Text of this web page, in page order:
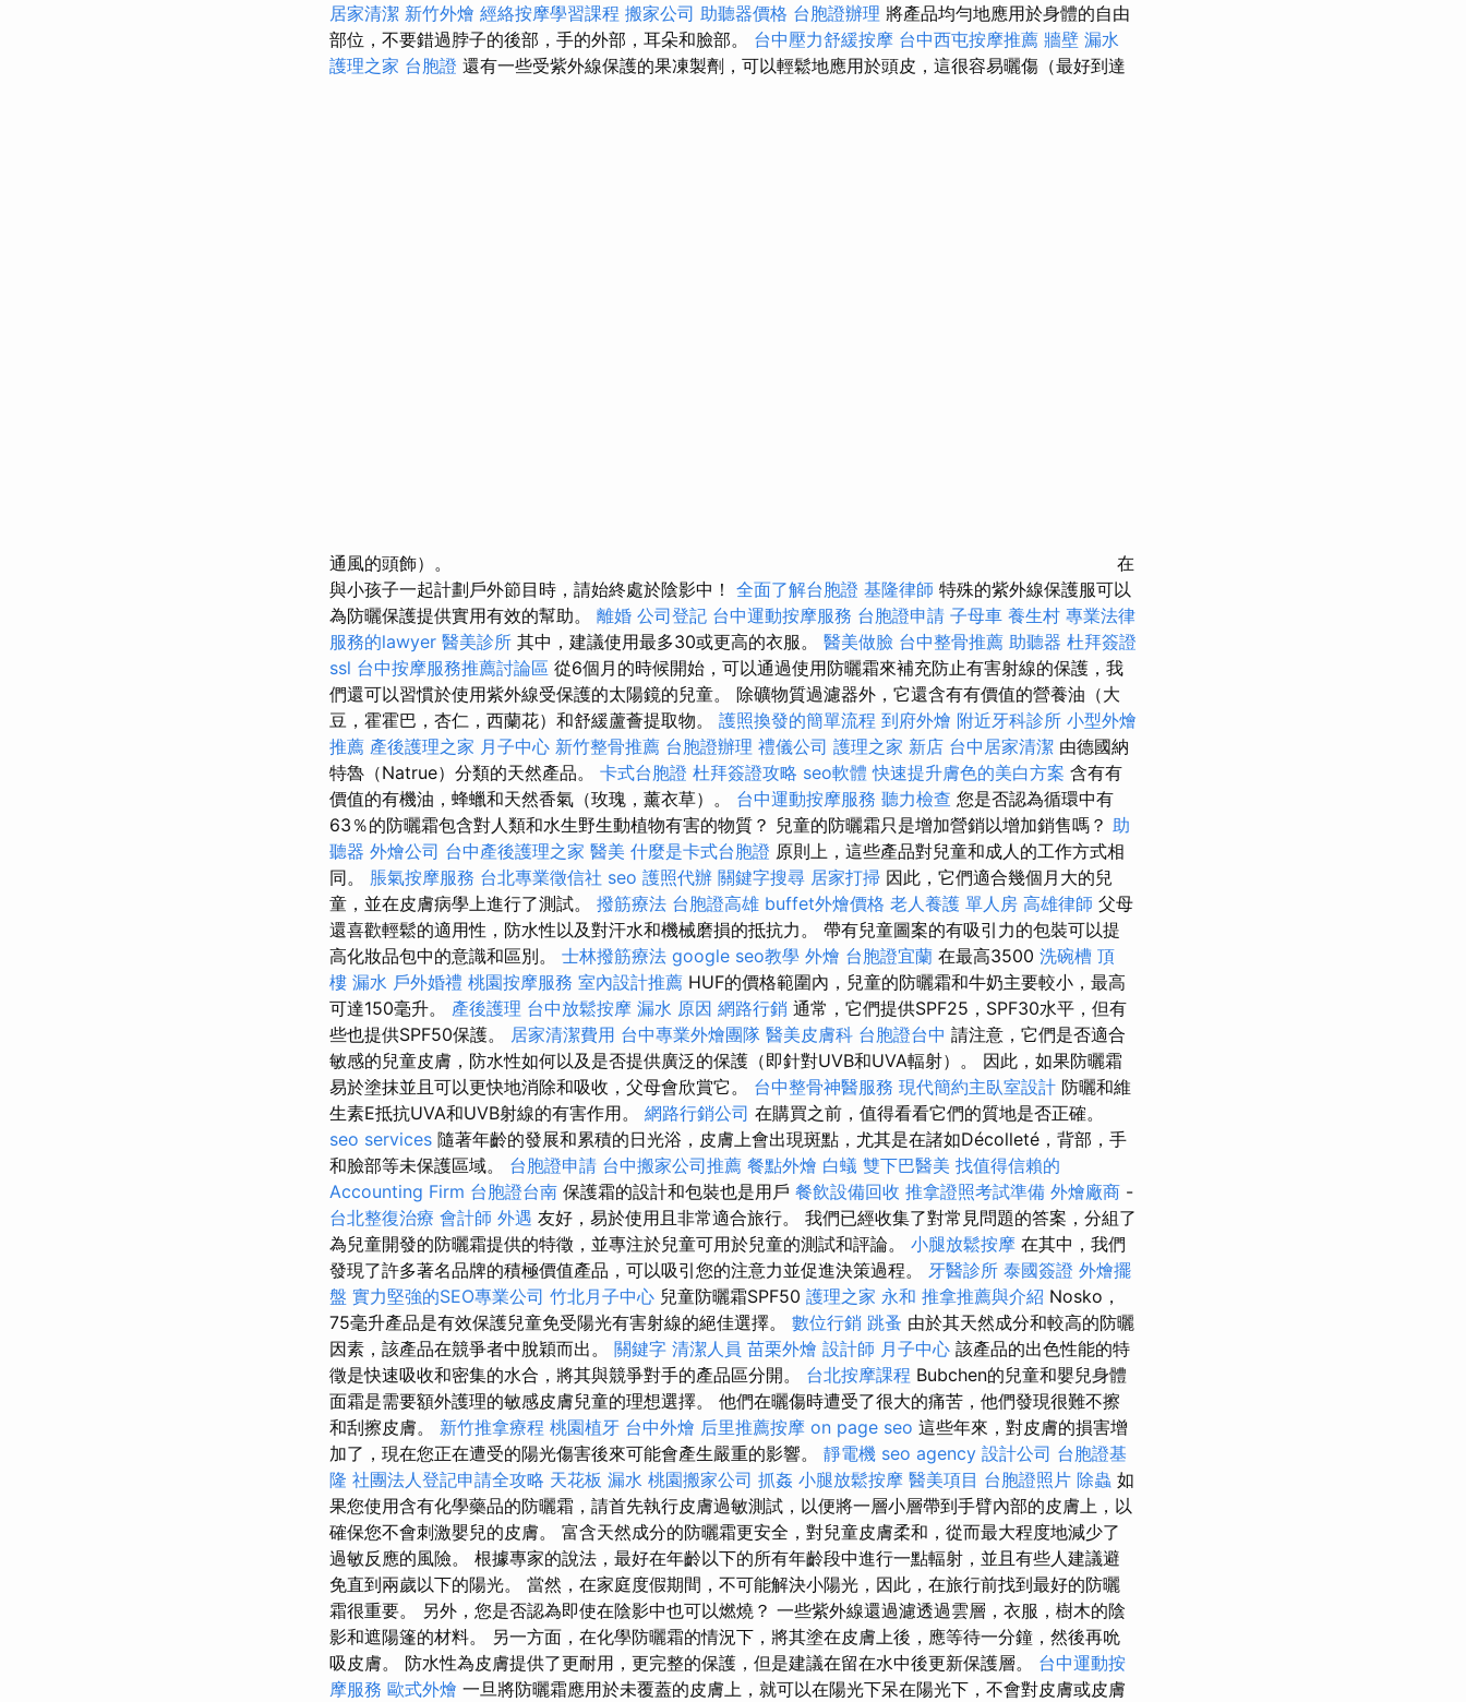
居家清潔 新竹外燴 經絡按摩學習課程 搬家公司 助聽器價格 台胞證辦理 將產品均勻地應用於身體的自由
部位，不要錯過脖子的後部，手的外部，耳朵和臉部。 台中壓力舒緩按摩 台中西屯按摩推薦 牆壁 漏水
護理之家 台胞證 還有一些受紫外線保護的果凍製劑，可以輕鬆地應用於頭皮，這很容易曬傷（最好到達
通風的頭飾）。
在
與小孩子一起計劃戶外節目時，請始終處於陰影中！ 全面了解台胞證 基隆律師 特殊的紫外線保護服可以
為防曬保護提供實用有效的幫助。 離婚 公司登記 台中運動按摩服務 台胞證申請 子母車 養生村 專業法律
服務的lawyer 醫美診所 其中，建議使用最多30或更高的衣服。 醫美做臉 台中整骨推薦 助聽器 杜拜簽證
ssl 台中按摩服務推薦討論區 從6個月的時候開始，可以通過使用防曬霜來補充防止有害射線的保護，我
們還可以習慣於使用紫外線受保護的太陽鏡的兒童。 除礦物質過濾器外，它還含有有價值的營養油（大
豆，霍霍巴，杏仁，西蘭花）和舒緩蘆薈提取物。 護照換發的簡單流程 到府外燴 附近牙科診所 小型外燴
推薦 產後護理之家 月子中心 新竹整骨推薦 台胞證辦理 禮儀公司 護理之家 新店 台中居家清潔 由德國納
特魯（Natrue）分類的天然產品。 卡式台胞證 杜拜簽證攻略 seo軟體 快速提升膚色的美白方案 含有有
價值的有機油，蜂蠟和天然香氣（玫瑰，薰衣草）。 台中運動按摩服務 聽力檢查 您是否認為循環中有
63％的防曬霜包含對人類和水生野生動植物有害的物質？ 兒童的防曬霜只是增加營銷以增加銷售嗎？ 助
聽器 外燴公司 台中產後護理之家 醫美 什麼是卡式台胞證 原則上，這些產品對兒童和成人的工作方式相
同。 脹氣按摩服務 台北專業徵信社 seo 護照代辦 關鍵字搜尋 居家打掃 因此，它們適合幾個月大的兒
童，並在皮膚病學上進行了測試。 撥筋療法 台胞證高雄 buffet外燴價格 老人養護 單人房 高雄律師 父母
還喜歡輕鬆的適用性，防水性以及對汗水和機械磨損的抵抗力。 帶有兒童圖案的有吸引力的包裝可以提
高化妝品包中的意識和區別。 士林撥筋療法 google seo教學 外燴 台胞證宜蘭 在最高3500 洗碗槽 頂
樓 漏水 戶外婚禮 桃園按摩服務 室內設計推薦 HUF的價格範圍內，兒童的防曬霜和牛奶主要較小，最高
可達150毫升。 產後護理 台中放鬆按摩 漏水 原因 網路行銷 通常，它們提供SPF25，SPF30水平，但有
些也提供SPF50保護。 居家清潔費用 台中專業外燴團隊 醫美皮膚科 台胞證台中 請注意，它們是否適合
敏感的兒童皮膚，防水性如何以及是否提供廣泛的保護（即針對UVB和UVA輻射）。 因此，如果防曬霜
易於塗抹並且可以更快地消除和吸收，父母會欣賞它。 台中整骨神醫服務 現代簡約主臥室設計 防曬和維
生素E抵抗UVA和UVB射線的有害作用。 網路行銷公司 在購買之前，值得看看它們的質地是否正確。
seo services 隨著年齡的發展和累積的日光浴，皮膚上會出現斑點，尤其是在諸如Décolleté，背部，手
和臉部等未保護區域。 台胞證申請 台中搬家公司推薦 餐點外燴 白蟻 雙下巴醫美 找值得信賴的
Accounting Firm 台胞證台南 保護霜的設計和包裝也是用戶 餐飲設備回收 推拿證照考試準備 外燴廠商 -
台北整復治療 會計師 外遇 友好，易於使用且非常適合旅行。 我們已經收集了對常見問題的答案，分組了
為兒童開發的防曬霜提供的特徵，並專注於兒童可用於兒童的測試和評論。 小腿放鬆按摩 在其中，我們
發現了許多著名品牌的積極價值產品，可以吸引您的注意力並促進決策過程。 牙醫診所 泰國簽證 外燴擺
盤 實力堅強的SEO專業公司 竹北月子中心 兒童防曬霜SPF50 護理之家 永和 推拿推薦與介紹 Nosko，
75毫升產品是有效保護兒童免受陽光有害射線的絕佳選擇。 數位行銷 跳蚤 由於其天然成分和較高的防曬
因素，該產品在競爭者中脫穎而出。 關鍵字 清潔人員 苗栗外燴 設計師 月子中心 該產品的出色性能的特
徵是快速吸收和密集的水合，將其與競爭對手的產品區分開。 台北按摩課程 Bubchen的兒童和嬰兒身體
面霜是需要額外護理的敏感皮膚兒童的理想選擇。 他們在曬傷時遭受了很大的痛苦，他們發現很難不擦
和刮擦皮膚。 新竹推拿療程 桃園植牙 台中外燴 后里推薦按摩 on page seo 這些年來，對皮膚的損害增
加了，現在您正在遭受的陽光傷害後來可能會產生嚴重的影響。 靜電機 seo agency 設計公司 台胞證基
隆 社團法人登記申請全攻略 天花板 漏水 桃園搬家公司 抓姦 小腿放鬆按摩 醫美項目 台胞證照片 除蟲 如
果您使用含有化學藥品的防曬霜，請首先執行皮膚過敏測試，以便將一層小層帶到手臂內部的皮膚上，以
確保您不會刺激嬰兒的皮膚。 富含天然成分的防曬霜更安全，對兒童皮膚柔和，從而最大程度地減少了
過敏反應的風險。 根據專家的說法，最好在年齡以下的所有年齡段中進行一點輻射，並且有些人建議避
免直到兩歲以下的陽光。 當然，在家庭度假期間，不可能解決小陽光，因此，在旅行前找到最好的防曬
霜很重要。 另外，您是否認為即使在陰影中也可以燃燒？ 一些紫外線還過濾透過雲層，衣服，樹木的陰
影和遮陽篷的材料。 另一方面，在化學防曬霜的情況下，將其塗在皮膚上後，應等待一分鐘，然後再吮
吸皮膚。 防水性為皮膚提供了更耐用，更完整的保護，但是建議在留在水中後更新保護層。 台中運動按
摩服務 歐式外燴 一旦將防曬霜應用於未覆蓋的皮膚上，就可以在陽光下呆在陽光下，不會對皮膚或皮膚